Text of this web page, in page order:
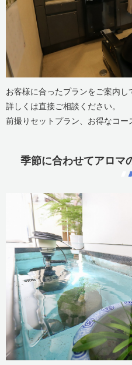
お客様に合ったプランをご案内し
詳しくは直接ご相談ください。
前撮りセットプラン、お得なコー
季節に合わせてアロマ